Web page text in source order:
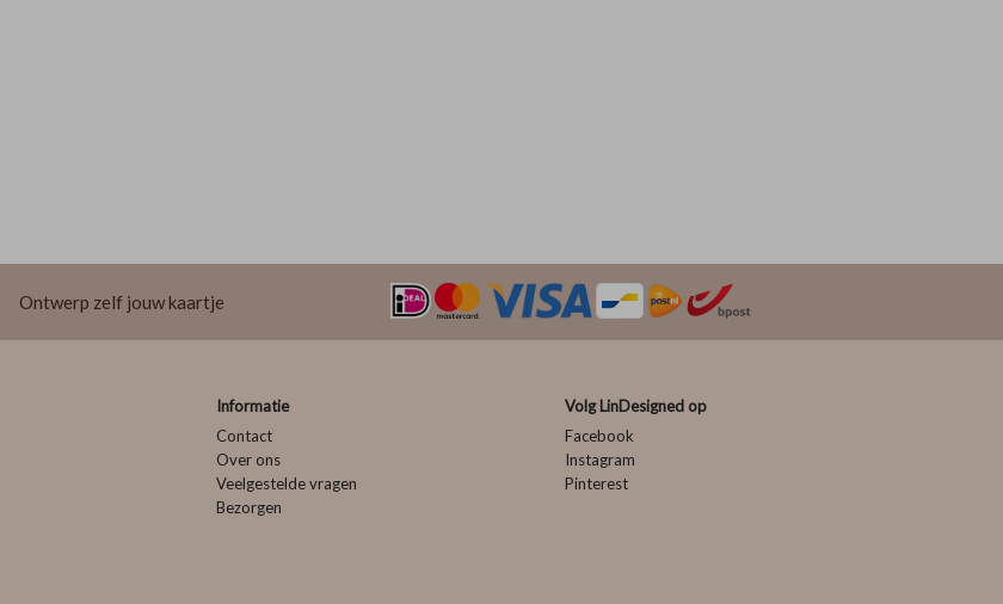
Ontwerp zelf jouw kaartje
Informatie
Contact
Over ons
Veelgestelde vragen
Bezorgen
Volg LinDesigned op
Facebook
Instagram
Pinterest